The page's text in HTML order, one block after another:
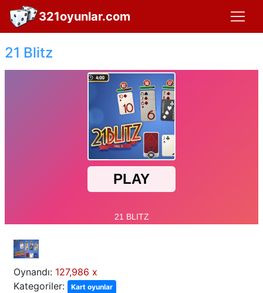
321oyunlar.com
21 Blitz
Oynandı: 127,986 x
Kategoriler:
Kart oyunlar